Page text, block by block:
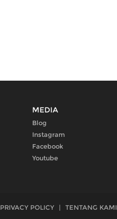
MEDIA
Blog
Instagram
Facebook
Youtube
PRIVACY POLICY | TENTANG KAMI